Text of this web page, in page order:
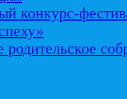
конкурс-